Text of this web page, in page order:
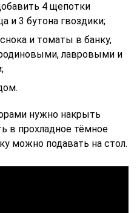
4 щепотки
и 3 бутона гвоздики;
и томаты в банку,
лавровыми и
нужно накрыть
в прохладное тёмное
можно подавать на стол.